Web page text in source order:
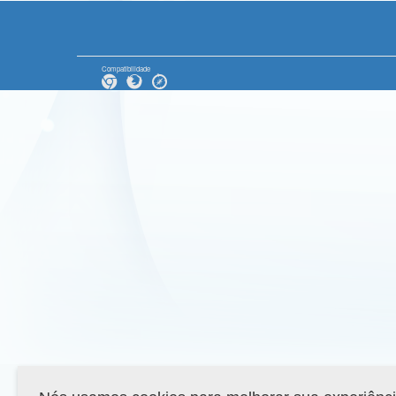
Compatibilidade